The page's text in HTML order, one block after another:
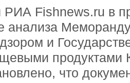
РИА Fishnews.ru в
анализа
и
продуктами
что